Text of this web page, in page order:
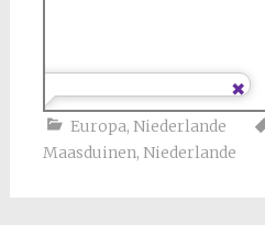
Europa, Niederlande
Maasduinen, Niederlande